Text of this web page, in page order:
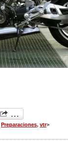
Preparaciones, vtr>